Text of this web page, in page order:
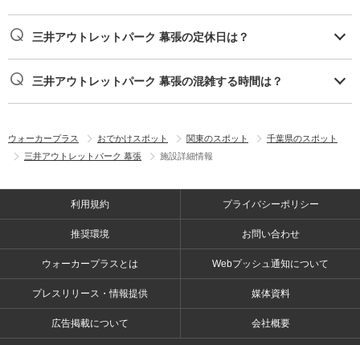
三井アウトレットパーク 幕張の定休日は？
三井アウトレットパーク 幕張の混雑する時間は？
ウォーカープラス おでかけスポット 関東のスポット
千葉県のスポット
三井アウトレットパーク 幕張
施設詳細情報
利用規約 プライバシーポリシー
推奨環境 お問い合わせ
ウォーカープラスとは Webプッシュ通知について
プレスリリース・情報提供 媒体資料
広告掲載について 会社概要